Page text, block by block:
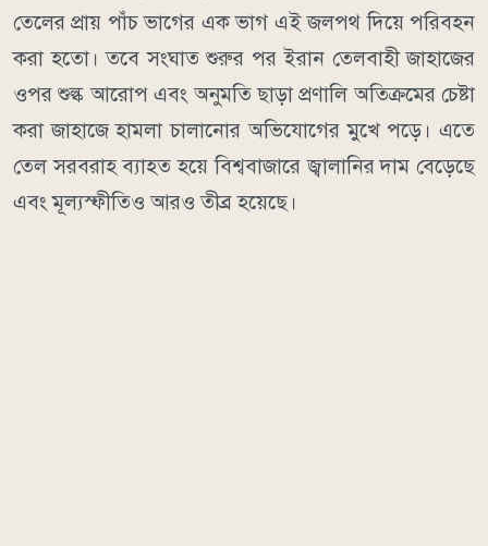
তেলের প্রায় পাঁচ ভাগের এক ভাগ এই জলপথ দিয়ে পরিবহন
করা হতো। তবে সংঘাত শুরুর পর ইরান তেলবাহী জাহাজের
ওপর শুল্ক আরোপ এবং অনুমতি ছাড়া প্রণালি অতিক্রমের চেষ্টা
করা জাহাজে হামলা চালানোর অভিযোগের মুখে পড়ে। এতে
তেল সরবরাহ ব্যাহত হয়ে বিশ্ববাজারে জ্বালানির দাম বেড়েছে
এবং মূল্যস্ফীতিও আরও তীব্র হয়েছে।